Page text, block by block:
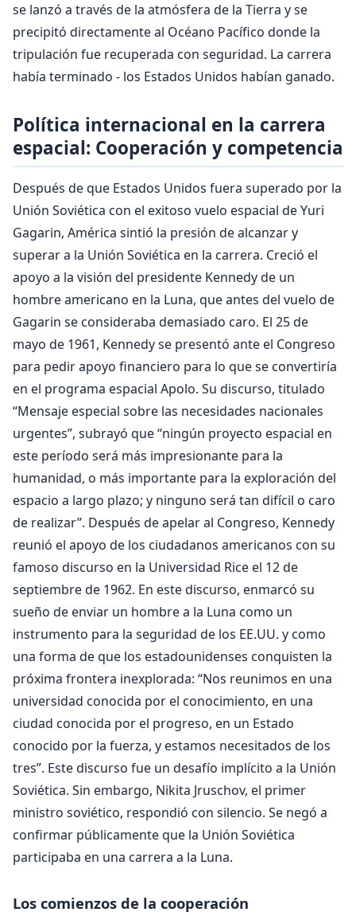
se lanzó a través de la atmósfera de la Tierra y se
precipitó directamente al Océano Pacífico donde la
tripulación fue recuperada con seguridad. La carrera
había terminado - los Estados Unidos habían ganado.
Política internacional en la carrera
espacial: Cooperación y competencia
Después de que Estados Unidos fuera superado por la
Unión Soviética con el exitoso vuelo espacial de Yuri
Gagarin, América sintió la presión de alcanzar y
superar a la Unión Soviética en la carrera. Creció el
apoyo a la visión del presidente Kennedy de un
hombre americano en la Luna, que antes del vuelo de
Gagarin se consideraba demasiado caro. El 25 de
mayo de 1961, Kennedy se presentó ante el Congreso
para pedir apoyo financiero para lo que se convertiría
en el programa espacial Apolo. Su discurso, titulado
“Mensaje especial sobre las necesidades nacionales
urgentes”, subrayó que “ningún proyecto espacial en
este período será más impresionante para la
humanidad, o más importante para la exploración del
espacio a largo plazo; y ninguno será tan difícil o caro
de realizar”. Después de apelar al Congreso, Kennedy
reunió el apoyo de los ciudadanos americanos con su
famoso discurso en la Universidad Rice el 12 de
septiembre de 1962. En este discurso, enmarcó su
sueño de enviar un hombre a la Luna como un
instrumento para la seguridad de los EE.UU. y como
una forma de que los estadounidenses conquisten la
próxima frontera inexplorada: “Nos reunimos en una
universidad conocida por el conocimiento, en una
ciudad conocida por el progreso, en un Estado
conocido por la fuerza, y estamos necesitados de los
tres”. Este discurso fue un desafío implícito a la Unión
Soviética. Sin embargo, Nikita Jruschov, el primer
ministro soviético, respondió con silencio. Se negó a
confirmar públicamente que la Unión Soviética
participaba en una carrera a la Luna.
Los comienzos de la cooperación